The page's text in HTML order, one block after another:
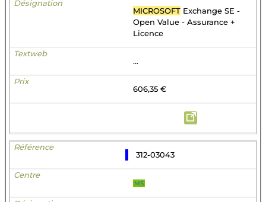
MICROSOFT Exchange SE -
Open Value - Assurance +
Licence
...
606,35 €
312-03043
MS